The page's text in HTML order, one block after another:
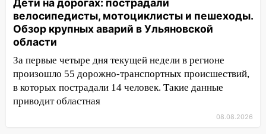
мужчину, пропавшего ещё 19 июля
10:30 От мотофристайла до прогулки с
хаски: куда сходить в Ульяновской
области 8–9 августа
10:11 Директора ульяновской
«Нефтяной топливной компании» будут
судить за неуплату 48,4 млн рублей
Дети на дорогах: пострадали
велосипедисты, мотоциклисты и пешеходы.
Обзор крупных аварий в Ульяновской
области
За первые четыре дня текущей недели в регионе
произошло 55 дорожно-транспортных происшествий,
в которых пострадали 14 человек. Такие данные
приводит областная
08.08.2026